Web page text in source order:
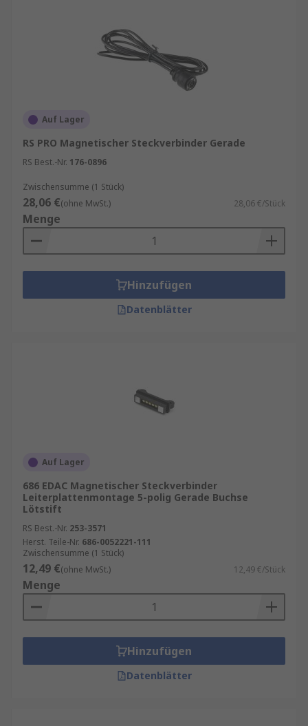
Auf Lager
RS PRO Magnetischer Steckverbinder Gerade
RS Best.-Nr. 176-0896
Zwischensumme (1 Stück)
28,06 €(ohne MwSt.) 28,06 €/Stück
Menge
Hinzufügen
Datenblätter
Auf Lager
686 EDAC Magnetischer Steckverbinder
Leiterplattenmontage 5-polig Gerade Buchse
Lötstift
RS Best.-Nr. 253-3571
Herst. Teile-Nr. 686-0052221-111
Zwischensumme (1 Stück)
12,49 €(ohne MwSt.) 12,49 €/Stück
Menge
Hinzufügen
Datenblätter